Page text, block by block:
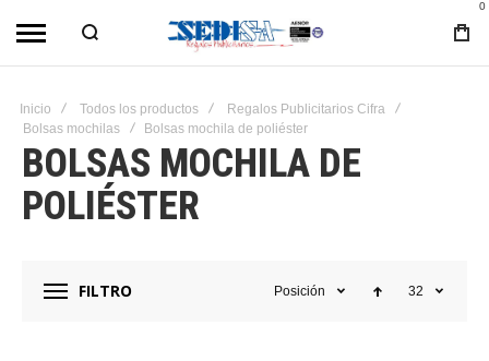
0
Inicio Todos los productos
Regalos Publicitarios Cifra
Bolsas mochilas
Bolsas mochila de poliéster
BOLSAS MOCHILA DE
POLIÉSTER
FILTRO Posición 32